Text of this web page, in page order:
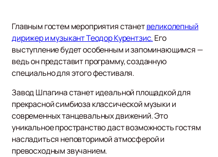
Главным гостем мероприятия станетвеликолепный
дирижер и музыкант Теодор Курентзис. Его
выступление будет особенным и запоминающимся —
ведь он представит программу, созданную
специально для этого фестиваля.
Завод Шпагина станет идеальной площадкой для
прекрасной симбиоза классической музыки и
современных танцевальных движений. Это
уникальное пространство даст возможность гостям
насладиться неповторимой атмосферой и
превосходным звучанием.